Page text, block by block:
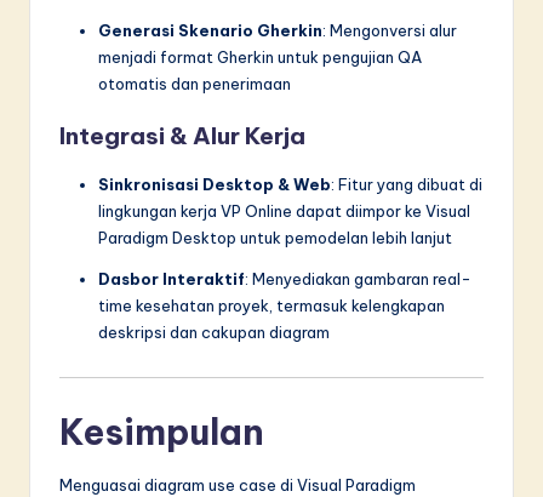
Generasi Skenario Gherkin: Mengonversi alur
menjadi format Gherkin untuk pengujian QA
otomatis dan penerimaan
Integrasi & Alur Kerja
Sinkronisasi Desktop & Web: Fitur yang dibuat di
lingkungan kerja VP Online dapat diimpor ke Visual
Paradigm Desktop untuk pemodelan lebih lanjut
Dasbor Interaktif: Menyediakan gambaran real-
time kesehatan proyek, termasuk kelengkapan
deskripsi dan cakupan diagram
Kesimpulan
Menguasai diagram use case di Visual Paradigm